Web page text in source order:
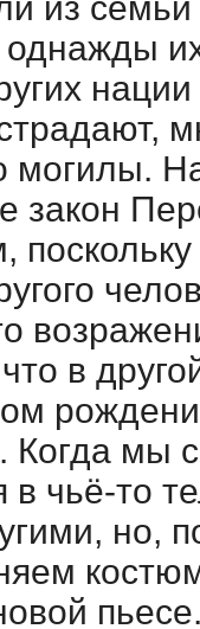
однажды
могилы.
закон
в
Когда мы
в чьё-то
но,